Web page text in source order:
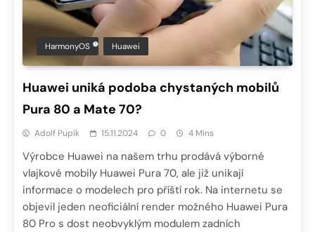
HarmonyOS Huawei
Huawei uniká podoba chystaných mobilů
Pura 80 a Mate 70?
Adolf Pupík 15.11.2024 0 4 Mins
Výrobce Huawei na našem trhu prodává výborné
vlajkové mobily Huawei Pura 70, ale již unikají
informace o modelech pro příští rok. Na internetu se
objevil jeden neoficiální render možného Huawei Pura
80 Pro s dost neobvyklým modulem zadních